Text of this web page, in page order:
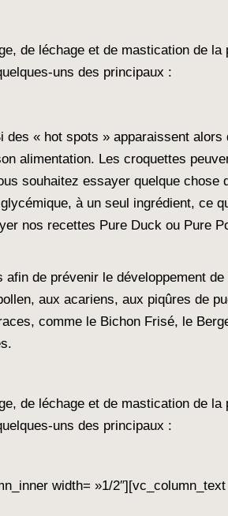
de léchage et de mastication de la
uns des principaux :
des « hot spots » apparaissent alors
alimentation. Les croquettes
souhaitez essayer quelque chose
à un seul ingrédient, ce
nos recettes Pure Duck ou Pure
de prévenir le développement de
aux acariens, aux piqûres de
comme le Bichon Frisé, le
de léchage et de mastication de la
uns des principaux :
width= »1/2″][vc_column_text